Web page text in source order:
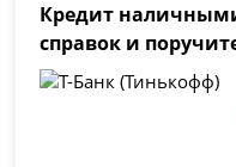
Кредит
справок и